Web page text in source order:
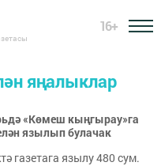
16+
яңалыклар
«Көмеш кыңгырау»га
язылып булачак
газетага язылу 480 сум.